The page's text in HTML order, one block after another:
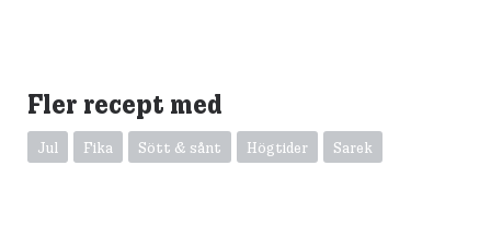
Fler recept med
Jul Fika Sött & sånt Högtider Sarek